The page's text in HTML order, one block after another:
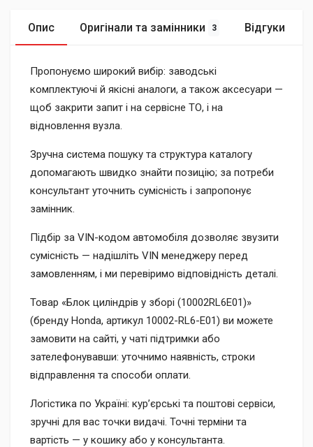
Опис Оригінали та замінники 3 Відгуки
Пропонуємо широкий вибір: заводські
комплектуючі й якісні аналоги, а також аксесуари —
щоб закрити запит і на сервісне ТО, і на
відновлення вузла.
Зручна система пошуку та структура каталогу
допомагають швидко знайти позицію; за потреби
консультант уточнить сумісність і запропонує
замінник.
Підбір за VIN-кодом автомобіля дозволяє звузити
сумісність — надішліть VIN менеджеру перед
замовленням, і ми перевіримо відповідність деталі.
Товар «Блок циліндрів у зборі (10002RL6E01)»
(бренду Honda, артикул 10002-RL6-E01) ви можете
замовити на сайті, у чаті підтримки або
зателефонувавши: уточнимо наявність, строки
відправлення та способи оплати.
Логістика по Україні: кур’єрські та поштові сервіси,
зручні для вас точки видачі. Точні терміни та
вартість — у кошику або у консультанта.